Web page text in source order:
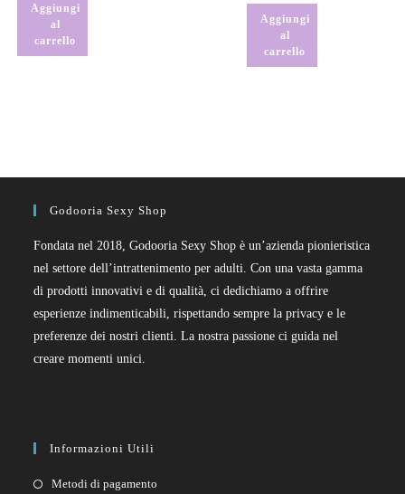
Aggiungi
al
carrello
Aggiungi
al
carrello
Godooria Sexy Shop
Fondata nel 2018, Godooria Sexy Shop è un’azienda pionieristica
nel settore dell’intrattenimento per adulti. Con una vasta gamma
di prodotti innovativi e di qualità, ci dedichiamo a offrire
esperienze indimenticabili, rispettando sempre la privacy e le
preferenze dei nostri clienti. La nostra passione ci guida nel
creare momenti unici.
Informazioni Utili
Metodi di pagamento